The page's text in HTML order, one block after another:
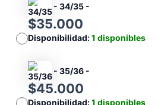
- 34/35 -
$35.000
Disponibilidad:1 disponibles
- 35/36 -
$45.000
Disponibilidad:1 disponibles